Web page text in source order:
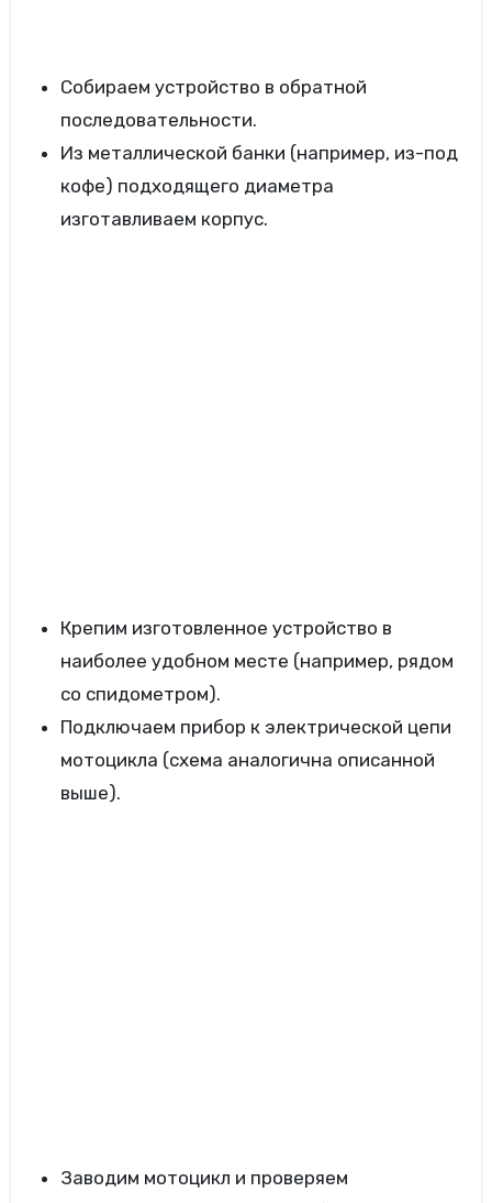
Собираем устройство в обратной
последовательности.
Из металлической банки (например, из-под
кофе) подходящего диаметра
изготавливаем корпус.
Крепим изготовленное устройство в
наиболее удобном месте (например, рядом
со спидометром).
Подключаем прибор к электрической цепи
мотоцикла (схема аналогична описанной
выше).
Заводим мотоцикл и проверяем